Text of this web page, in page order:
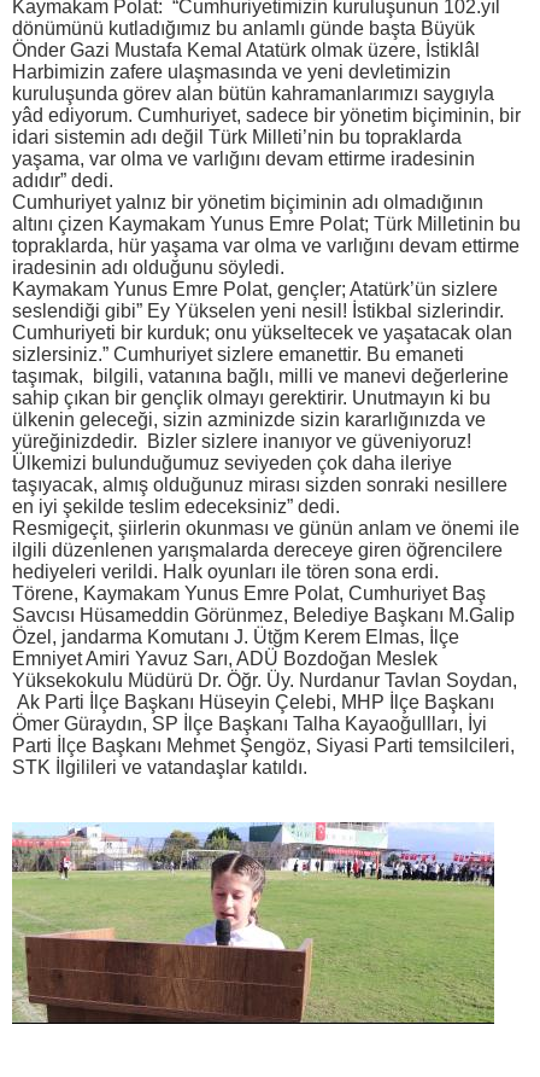
Kaymakam Polat: “Cumhuriyetimizin kuruluşunun 102.yıl
dönümünü kutladığımız bu anlamlı günde başta Büyük
Önder Gazi Mustafa Kemal Atatürk olmak üzere, İstiklâl
Harbimizin zafere ulaşmasında ve yeni devletimizin
kuruluşunda görev alan bütün kahramanlarımızı saygıyla
yâd ediyorum. Cumhuriyet, sadece bir yönetim biçiminin, bir
idari sistemin adı değil Türk Milleti’nin bu topraklarda
yaşama, var olma ve varlığını devam ettirme iradesinin
adıdır” dedi.
Cumhuriyet yalnız bir yönetim biçiminin adı olmadığının
altını çizen Kaymakam Yunus Emre Polat; Türk Milletinin bu
topraklarda, hür yaşama var olma ve varlığını devam ettirme
iradesinin adı olduğunu söyledi.
Kaymakam Yunus Emre Polat, gençler; Atatürk’ün sizlere
seslendiği gibi” Ey Yükselen yeni nesil! İstikbal sizlerindir.
Cumhuriyeti bir kurduk; onu yükseltecek ve yaşatacak olan
sizlersiniz.” Cumhuriyet sizlere emanettir. Bu emaneti
taşımak, bilgili, vatanına bağlı, milli ve manevi değerlerine
sahip çıkan bir gençlik olmayı gerektirir. Unutmayın ki bu
ülkenin geleceği, sizin azminizde sizin kararlığınızda ve
yüreğinizdedir. Bizler sizlere inanıyor ve güveniyoruz!
Ülkemizi bulunduğumuz seviyeden çok daha ileriye
taşıyacak, almış olduğunuz mirası sizden sonraki nesillere
en iyi şekilde teslim edeceksiniz” dedi.
Resmigeçit, şiirlerin okunması ve günün anlam ve önemi ile
ilgili düzenlenen yarışmalarda dereceye giren öğrencilere
hediyeleri verildi. Halk oyunları ile tören sona erdi.
Törene, Kaymakam Yunus Emre Polat, Cumhuriyet Baş
Savcısı Hüsameddin Görünmez, Belediye Başkanı M.Galip
Özel, jandarma Komutanı J. Ütğm Kerem Elmas, İlçe
Emniyet Amiri Yavuz Sarı, ADÜ Bozdoğan Meslek
Yüksekokulu Müdürü Dr. Öğr. Üy. Nurdanur Tavlan Soydan,
Ak Parti İlçe Başkanı Hüseyin Çelebi, MHP İlçe Başkanı
Ömer Güraydın, SP İlçe Başkanı Talha Kayaoğullları, İyi
Parti İlçe Başkanı Mehmet Şengöz, Siyasi Parti temsilcileri,
STK İlgilileri ve vatandaşlar katıldı.